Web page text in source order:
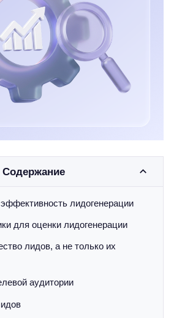
Содержание
лидогенерации
для оценки лидогенерации
лидов, а не только их
аудитории